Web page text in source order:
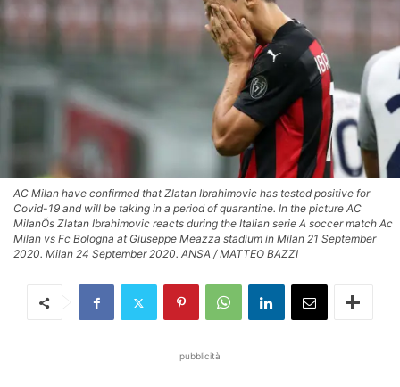
AC Milan have confirmed that Zlatan Ibrahimovic has tested positive for
Covid-19 and will be taking in a period of quarantine. In the picture AC
MilanÕs Zlatan Ibrahimovic reacts during the Italian serie A soccer match Ac
Milan vs Fc Bologna at Giuseppe Meazza stadium in Milan 21 September
2020. Milan 24 September 2020. ANSA / MATTEO BAZZI
pubblicità